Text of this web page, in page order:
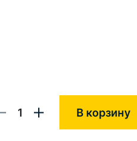
1 В корзину